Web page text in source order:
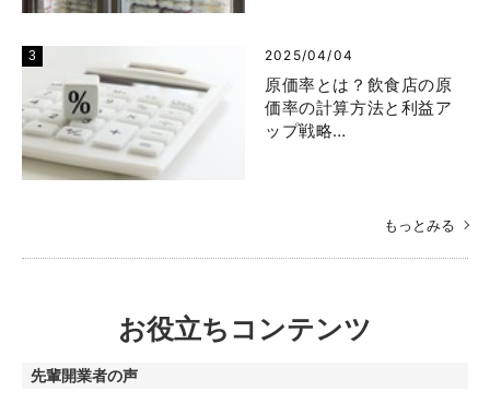
2025/04/04
原価率とは？飲食店の原
価率の計算方法と利益ア
ップ戦略…
もっとみる
お役立ちコンテンツ
先輩開業者の声